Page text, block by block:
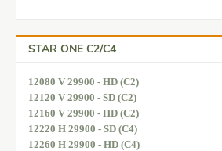
STAR ONE C2/C4
12080 V 29900 - HD (C2)
12120 V 29900 - SD (C2)
12160 V 29900 - HD (C2)
12220 H 29900 - SD (C4)
12260 H 29900 - HD (C4)